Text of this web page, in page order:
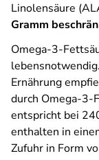
Linolensäure
Gramm
Omega-3-
Ernährung
durch Omega-3-
entspricht bei
enthalten in
Zufuhr in Form